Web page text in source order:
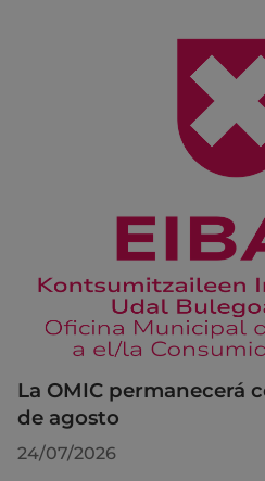
La OMIC permanecerá
de agosto
24/07/2026